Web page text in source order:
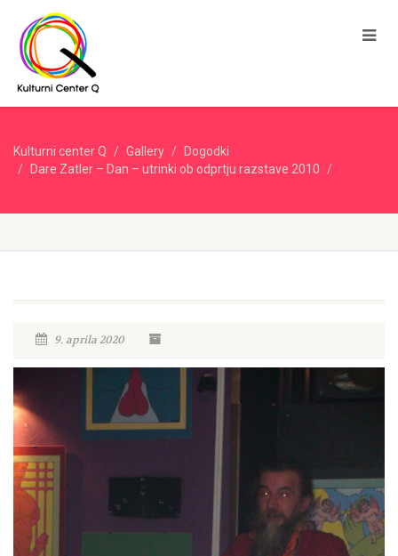
Kulturni center Q Gallery
Dogodki
Dare Zatler – Dan – utrinki ob odprtju razstave 2010
9. aprila 2020